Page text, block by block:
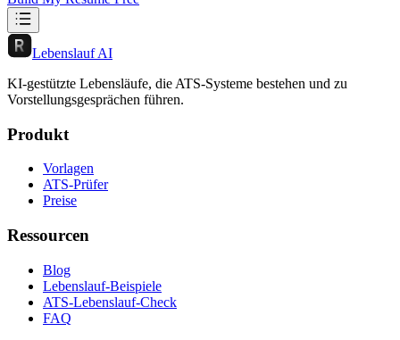
Lebenslauf AI
KI-gestützte Lebensläufe, die ATS-Systeme bestehen und zu
Vorstellungsgesprächen führen.
Produkt
Vorlagen
ATS-Prüfer
Preise
Ressourcen
Blog
Lebenslauf-Beispiele
ATS-Lebenslauf-Check
FAQ